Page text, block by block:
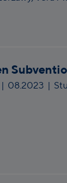
| 08.2023 |